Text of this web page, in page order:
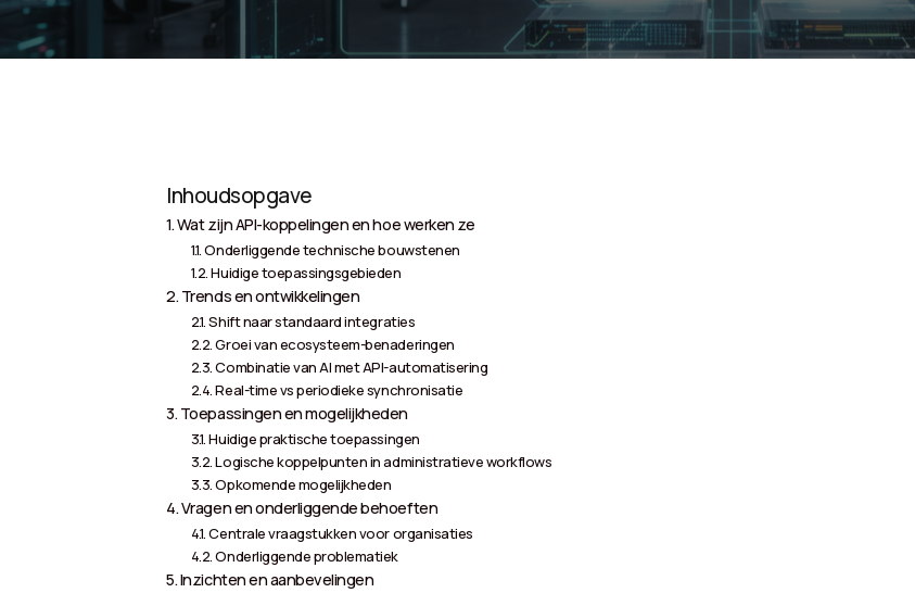
Inhoudsopgave
Wat zijn API-koppelingen en hoe werken ze
Onderliggende technische bouwstenen
Huidige toepassingsgebieden
Trends en ontwikkelingen
Shift naar standaard integraties
Groei van ecosysteem-benaderingen
Combinatie van AI met API-automatisering
Real-time vs periodieke synchronisatie
Toepassingen en mogelijkheden
Huidige praktische toepassingen
Logische koppelpunten in administratieve workflows
Opkomende mogelijkheden
Vragen en onderliggende behoeften
Centrale vraagstukken voor organisaties
Onderliggende problematiek
Inzichten en aanbevelingen